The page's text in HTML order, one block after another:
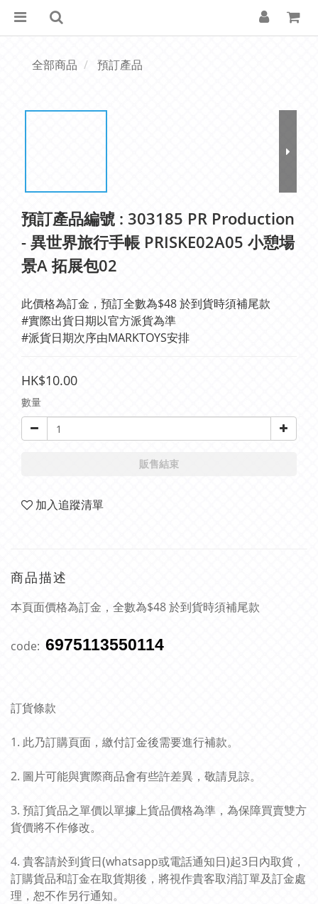
全部商品 預訂產品
預訂產品編號 : 303185 PR Production
- 異世界旅行手帳 PRISKE02A05 小憩場
景A 拓展包02
此價格為訂金，預訂全數為$48 於到貨時須補尾款
#實際出貨日期以官方派貨為準
#派貨日期次序由MARKTOYS安排
HK$10.00
數量
販售結束
加入追蹤清單
商品描述
本頁面價格為訂金，全數為$48 於到貨時須補尾款
code: 6975113550114
訂貨條款
1. 此乃訂購頁面，繳付訂金後需要進行補款。
2. 圖片可能與實際商品會有些許差異，敬請見諒。
3. 預訂貨品之單價以單據上貨品價格為準，為保障買賣雙方
貨價將不作修改。
4. 貴客請於到貨日(whatsapp或電話通知日)起3日內取貨，
訂購貨品和訂金在取貨期後，將視作貴客取消訂單及訂金處
理，恕不作另行通知。